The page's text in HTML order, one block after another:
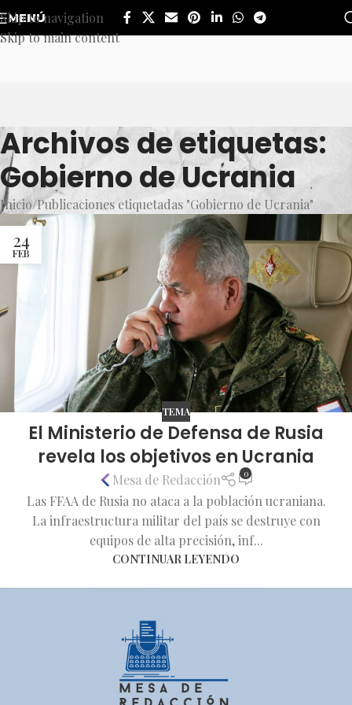
Skip to navigation
Skip to main content
MENÚ
Archivos de etiquetas:
Gobierno de Ucrania
Inicio Publicaciones etiquetadas "Gobierno de Ucrania"
24
FEB
TEMA
El Ministerio de Defensa de Rusia
revela los objetivos en Ucrania
Mesa de Redacción 0
Las FFAA de Rusia no ataca a la población ucraniana.
La infraestructura militar del país se destruye con
equipos de alta precisión, inf...
CONTINUAR LEYENDO